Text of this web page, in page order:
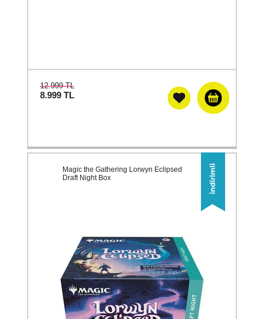
12.999 TL
8.999 TL
Magic the Gathering Lorwyn Eclipsed
Draft Night Box